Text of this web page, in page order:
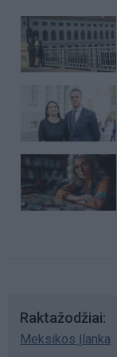
Raktažodžiai
Meksikos Įlanka